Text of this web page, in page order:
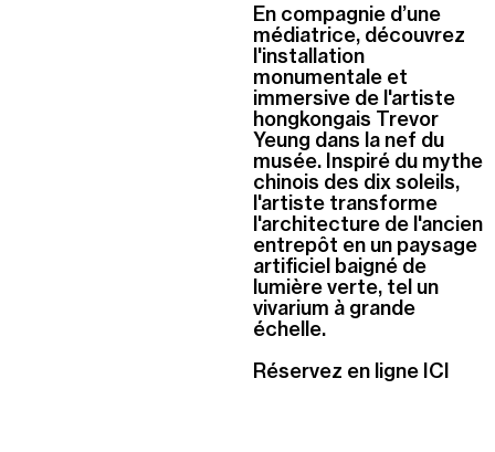
En compagnie d’une
médiatrice, découvrez
l'installation
monumentale et
immersive de l'artiste
hongkongais Trevor
Yeung dans la nef du
musée. Inspiré du mythe
chinois des dix soleils,
l'artiste transforme
l'architecture de l'ancien
entrepôt en un paysage
artificiel baigné de
lumière verte, tel un
vivarium à grande
échelle.
Réservez en ligne ICI